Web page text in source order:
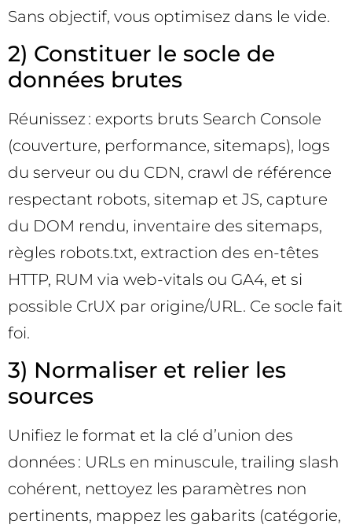
Sans objectif, vous optimisez dans le vide.
2) Constituer le socle de
données brutes
Réunissez : exports bruts Search Console
(couverture, performance, sitemaps), logs
du serveur ou du CDN, crawl de référence
respectant robots, sitemap et JS, capture
du DOM rendu, inventaire des sitemaps,
règles robots.txt, extraction des en-têtes
HTTP, RUM via web-vitals ou GA4, et si
possible CrUX par origine/URL. Ce socle fait
foi.
3) Normaliser et relier les
sources
Unifiez le format et la clé d’union des
données : URLs en minuscule, trailing slash
cohérent, nettoyez les paramètres non
pertinents, mappez les gabarits (catégorie,